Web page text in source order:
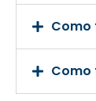
Como
Como